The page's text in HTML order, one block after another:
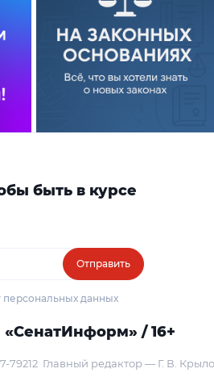
быть в курсе
Отправить
персональных данных
/ 16+
79212 Главный редактор — Г. В.